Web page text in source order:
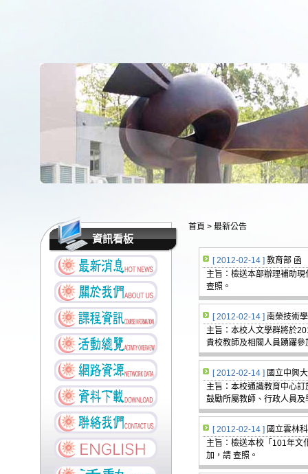
資訊看板
首頁 > 最新公告
[ 2012-02-14 ] 教育部 函
主旨：檢送本部辦理補助
查照。
[ 2012-02-14 ] 南榮技術
主旨：本校人文學群將於
貴校教師及相關人員踴躍
[ 2012-02-14 ] 國立中興
主旨：本校通識教育中心
鼓勵所屬教師、行政人員
[ 2012-02-14 ] 國立雲林
主旨：檢送本校「101年文
加，請 查照。